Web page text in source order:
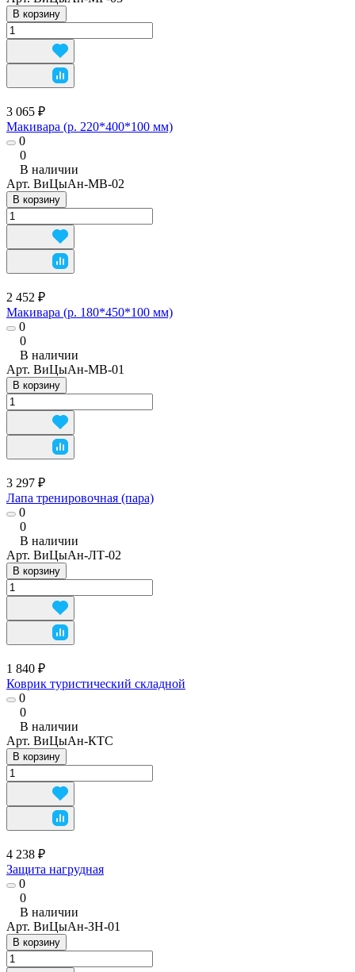
В корзину
3 065 ₽
Макивара (р. 220*400*100 мм)
0
0
В наличии
Арт. ВиЦыАн-МВ-02
В корзину
2 452 ₽
Макивара (р. 180*450*100 мм)
0
0
В наличии
Арт. ВиЦыАн-МВ-01
В корзину
3 297 ₽
Лапа тренировочная (пара)
0
0
В наличии
Арт. ВиЦыАн-ЛТ-02
В корзину
1 840 ₽
Коврик туристический складной
0
0
В наличии
Арт. ВиЦыАн-КТС
В корзину
4 238 ₽
Защита нагрудная
0
0
В наличии
Арт. ВиЦыАн-ЗН-01
В корзину